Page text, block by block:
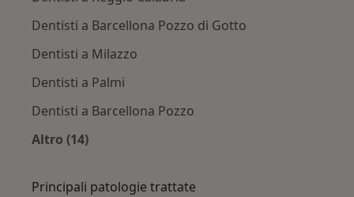
Dentisti a Barcellona Pozzo di Gotto
Dentisti a Milazzo
Dentisti a Palmi
Dentisti a Barcellona Pozzo
Altro (14)
Principali patologie trattate